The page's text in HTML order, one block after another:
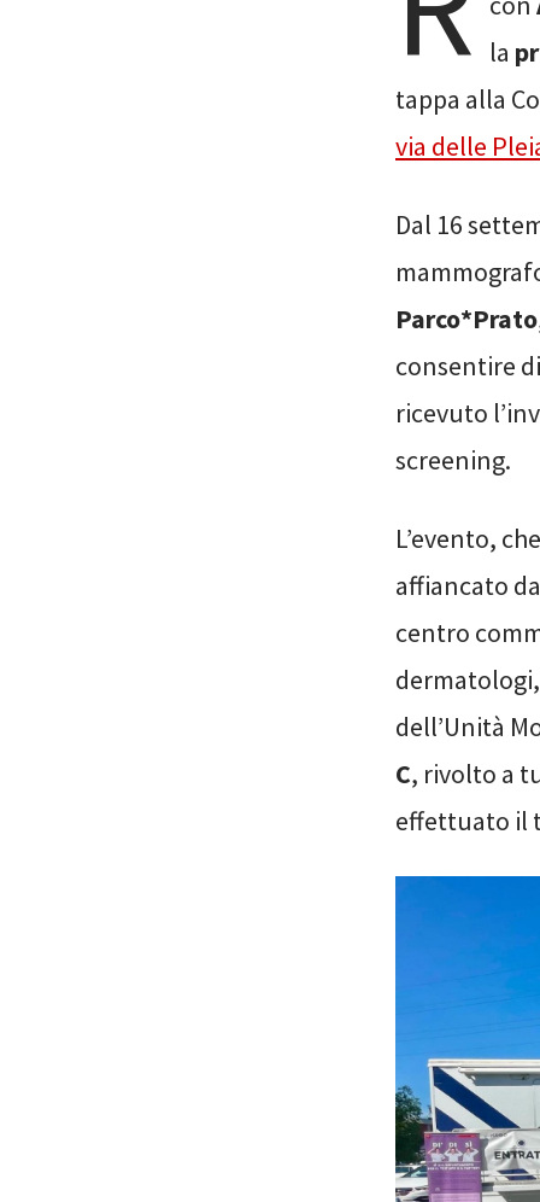
la
tappa alla
via delle
Dal 16
Parco*Prato
consentire
ricevuto
screening.
L’evento,
affiancato
centro
dell’Unità
C, rivolto a
effettuato il